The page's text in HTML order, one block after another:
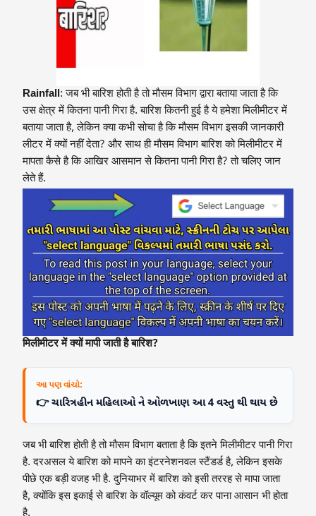
Rainfall: जब भी बारिश होती है तो मौसम विभाग द्वारा बताया जाता है कि
उस क्षेत्र में कितना पानी गिरा है. बारिश कितनी हुई है ये हमेशा मिलीमीटर में
बताया जाता है, लेकिन क्या कभी सोचा है कि मौसम विभाग इसकी जानकारी
लीटर में क्यों नहीं देता? और साथ ही मौसम विभाग बारिश को मिलीमीटर में
मापता कैसे है कि आखिर आसमान से कितना पानी गिरा है? तो चलिए जान
लेते हैं.
मिलीमीटर में क्यों मापी जाती है बारिश?
આ પણ વાંચો:
👉 ચારિત્રહીન મહિલાઓ ને ઓળખાણ આ 4 વસ્તુ થી થાય છે
जब भी बारिश होती है तो मौसम विभाग बताता है कि इतने मिलीमीटर पानी गिरा
है. दरअसल ये बारिश को मापने का इंटरनेशनवल स्टैंडर्ड है, लेकिन इसके
पीछे एक बड़ी वजह भी है. दुनियाभर में बारिश को इसी तररह से मापा जाता
है, क्योंकि इस इकाई से बारिश के वॉल्यूम को कंवर्ट कर पाना आसान भी होता